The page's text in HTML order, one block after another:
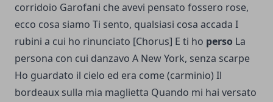
corridoio Garofani che avevi pensato fossero rose,
ecco cosa siamo Ti sento, qualsiasi cosa accada I
rubini a cui ho rinunciato [Chorus] E ti ho perso La
persona con cui danzavo A New York, senza scarpe
Ho guardato il cielo ed era come (carminio) Il
bordeaux sulla mia maglietta Quando mi hai versato